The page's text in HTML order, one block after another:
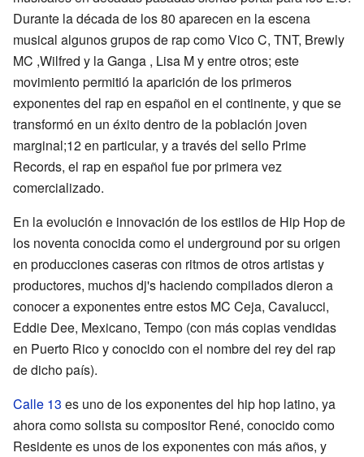
Durante la década de los 80 aparecen en la escena
musical algunos grupos de rap como Vico C, TNT, Brewly
MC ,Wilfred y la Ganga , Lisa M y entre otros; este
movimiento permitió la aparición de los primeros
exponentes del rap en español en el continente, y que se
transformó en un éxito dentro de la población joven
marginal;12 en particular, y a través del sello Prime
Records, el rap en español fue por primera vez
comercializado.
En la evolución e innovación de los estilos de Hip Hop de
los noventa conocida como el underground por su origen
en producciones caseras con ritmos de otros artistas y
productores, muchos dj's haciendo compilados dieron a
conocer a exponentes entre estos MC Ceja, Cavalucci,
Eddie Dee, Mexicano, Tempo (con más copias vendidas
en Puerto Rico y conocido con el nombre del rey del rap
de dicho país).
Calle 13 es uno de los exponentes del hip hop latino, ya
ahora como solista su compositor René, conocido como
Residente es unos de los exponentes con más años, y